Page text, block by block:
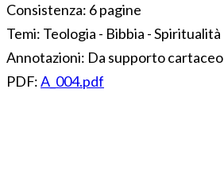
Consistenza: 6 pagine
Temi: Teologia - Bibbia - Spiritualità
Annotazioni: Da supporto cartaceo
PDF:A_004.pdf